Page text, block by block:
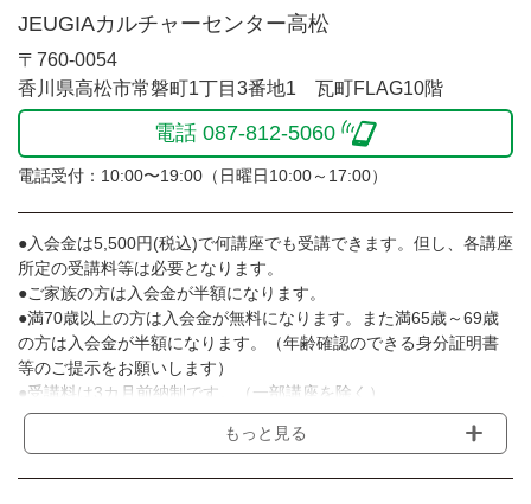
JEUGIAカルチャーセンター高松
〒760-0054
香川県高松市常磐町1丁目3番地1 瓦町FLAG10階
電話 087-812-5060
電話受付：10:00〜19:00（日曜日10:00～17:00）
●入会金は5,500円(税込)で何講座でも受講できます。但し、各講座
所定の受講料等は必要となります。
●ご家族の方は入会金が半額になります。
●満70歳以上の方は入会金が無料になります。また満65歳～69歳
の方は入会金が半額になります。（年齢確認のできる身分証明書
等のご提示をお願いします）
●受講料は3カ月前納制です。（一部講座を除く）
●受講料には運営費として１講座につき月額770円(税込)が含まれ
ております。また一部の講座では別途傷害保険料も含まれており
もっと見る